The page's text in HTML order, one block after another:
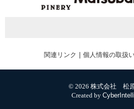
関連リンク 個人情報の取扱
© 2026 株式会社 松
Created by